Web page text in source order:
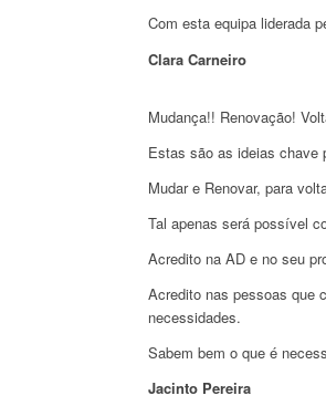
Com esta equipa liderada
Clara Carneiro
Mudança!! Renovação!
Estas são as ideias chave
Mudar e Renovar, para
Tal apenas será possível
Acredito na AD e no seu
Acredito nas pessoas que
necessidades.
Sabem bem o que é
Jacinto Pereira